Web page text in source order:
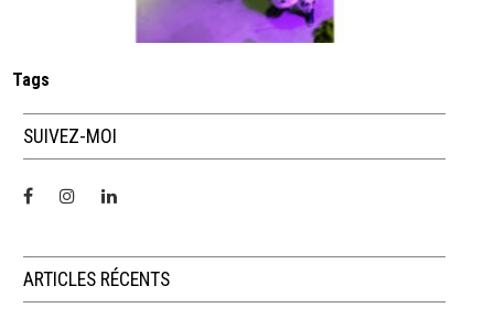
Tags
SUIVEZ-MOI
ARTICLES RÉCENTS